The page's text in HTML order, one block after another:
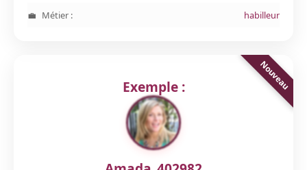
Métier : habilleur
Exemple :